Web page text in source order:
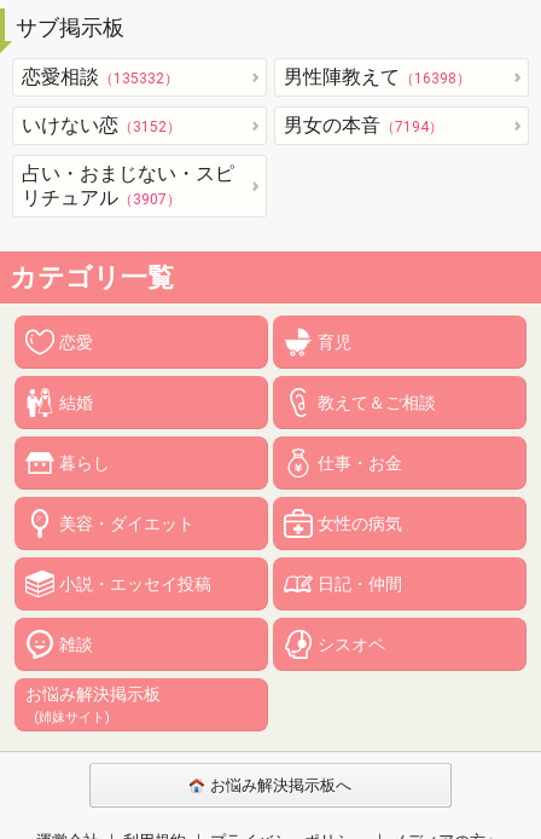
サブ掲示板
恋愛相談 （135332） 男性陣教えて （16398）
いけない恋 （3152） 男女の本音 （7194）
占い・おまじない・スピ
リチュアル （3907）
カテゴリ一覧
恋愛 育児
結婚 教えて＆ご相談
暮らし 仕事・お金
美容・ダイエット 女性の病気
小説・エッセイ投稿 日記・仲間
雑談 シスオペ
お悩み解決掲示板
(姉妹サイト)
お悩み解決掲示板へ